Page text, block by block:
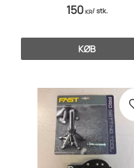
150KR/stk.
KØB